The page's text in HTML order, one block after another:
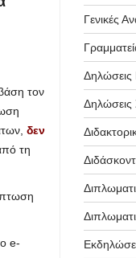
τον
δεν
τη
e-
Γενικές